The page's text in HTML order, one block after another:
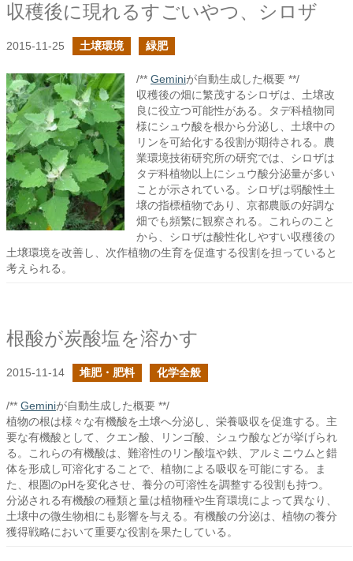
収穫後に現れるすごいやつ、シロザ
2015-11-25 土壌環境 緑肥
/** Geminiが自動生成した概要 **/
収穫後の畑に繁茂するシロザは、土壌改
良に役立つ可能性がある。タデ科植物同
様にシュウ酸を根から分泌し、土壌中の
リンを可給化する役割が期待される。農
業環境技術研究所の研究では、シロザは
タデ科植物以上にシュウ酸分泌量が多い
ことが示されている。シロザは弱酸性土
壌の指標植物であり、京都農販の好調な
畑でも頻繁に観察される。これらのこと
から、シロザは酸性化しやすい収穫後の
土壌環境を改善し、次作植物の生育を促進する役割を担っていると
考えられる。
根酸が炭酸塩を溶かす
2015-11-14 堆肥・肥料 化学全般
/** Geminiが自動生成した概要 **/
植物の根は様々な有機酸を土壌へ分泌し、栄養吸収を促進する。主
要な有機酸として、クエン酸、リンゴ酸、シュウ酸などが挙げられ
る。これらの有機酸は、難溶性のリン酸塩や鉄、アルミニウムと錯
体を形成し可溶化することで、植物による吸収を可能にする。ま
た、根圏のpHを変化させ、養分の可溶性を調整する役割も持つ。
分泌される有機酸の種類と量は植物種や生育環境によって異なり、
土壌中の微生物相にも影響を与える。有機酸の分泌は、植物の養分
獲得戦略において重要な役割を果たしている。